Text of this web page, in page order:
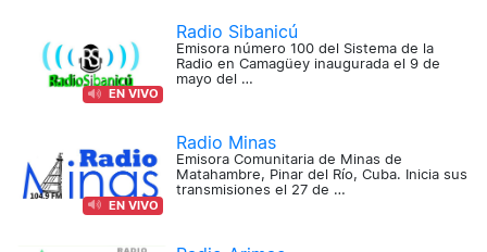
EN VIVO
Radio Sibanicú
Emisora número 100 del Sistema de la
Radio en Camagüey inaugurada el 9 de
mayo del …
EN VIVO
Radio Minas
Emisora Comunitaria de Minas de
Matahambre, Pinar del Río, Cuba. Inicia sus
transmisiones el 27 de …